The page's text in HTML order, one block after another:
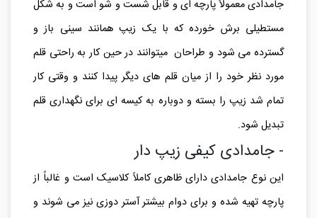
این نوع جامدادی بیشتر مناسب طراحان است. جنس این
جامدادی معمولاً پارچه ای و قابل شست و شو است و به شکل
مستطیلی برش خورده که با یک زیپ همانند سینی باز و
گسترده می شود و طراحان میتوانند در حین کار به راحتی قلم
مورد نظر خود را از میان قلم های دیگر پیدا کنند و وقتی کار
تمام شد زیپ را بسته و دوباره به کیسه ای برای نگهداری قلم
تبدیل شود.
- جامدادی کیفی زیپ دار
این نوع جامدادی دارای ظاهری کاملاً کلاسیک است و غالباً از